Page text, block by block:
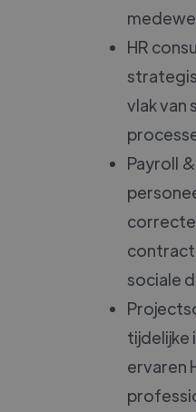
HR
vlak van
Payroll &
sociale
tijdelijke
ervaren